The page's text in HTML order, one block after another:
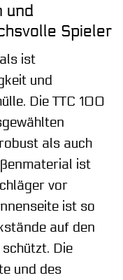
und
Spieler
ist
und
Die TTC 100
als auch
ist
vor
ist so
auf den
Die
und des